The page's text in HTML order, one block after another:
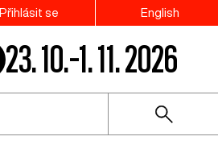
Přihlásit se English
23. 10.–1. 11. 2026